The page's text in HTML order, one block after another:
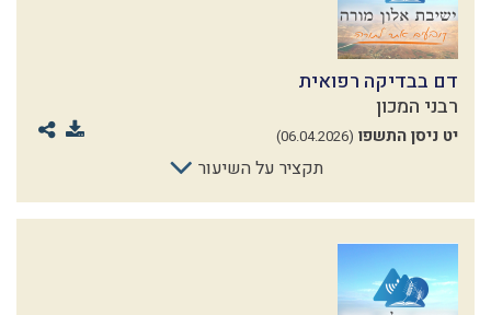
דם בבדיקה רפואית
רבני המכון
יט ניסן התשפו (06.04.2026)
תקציר על השיעור